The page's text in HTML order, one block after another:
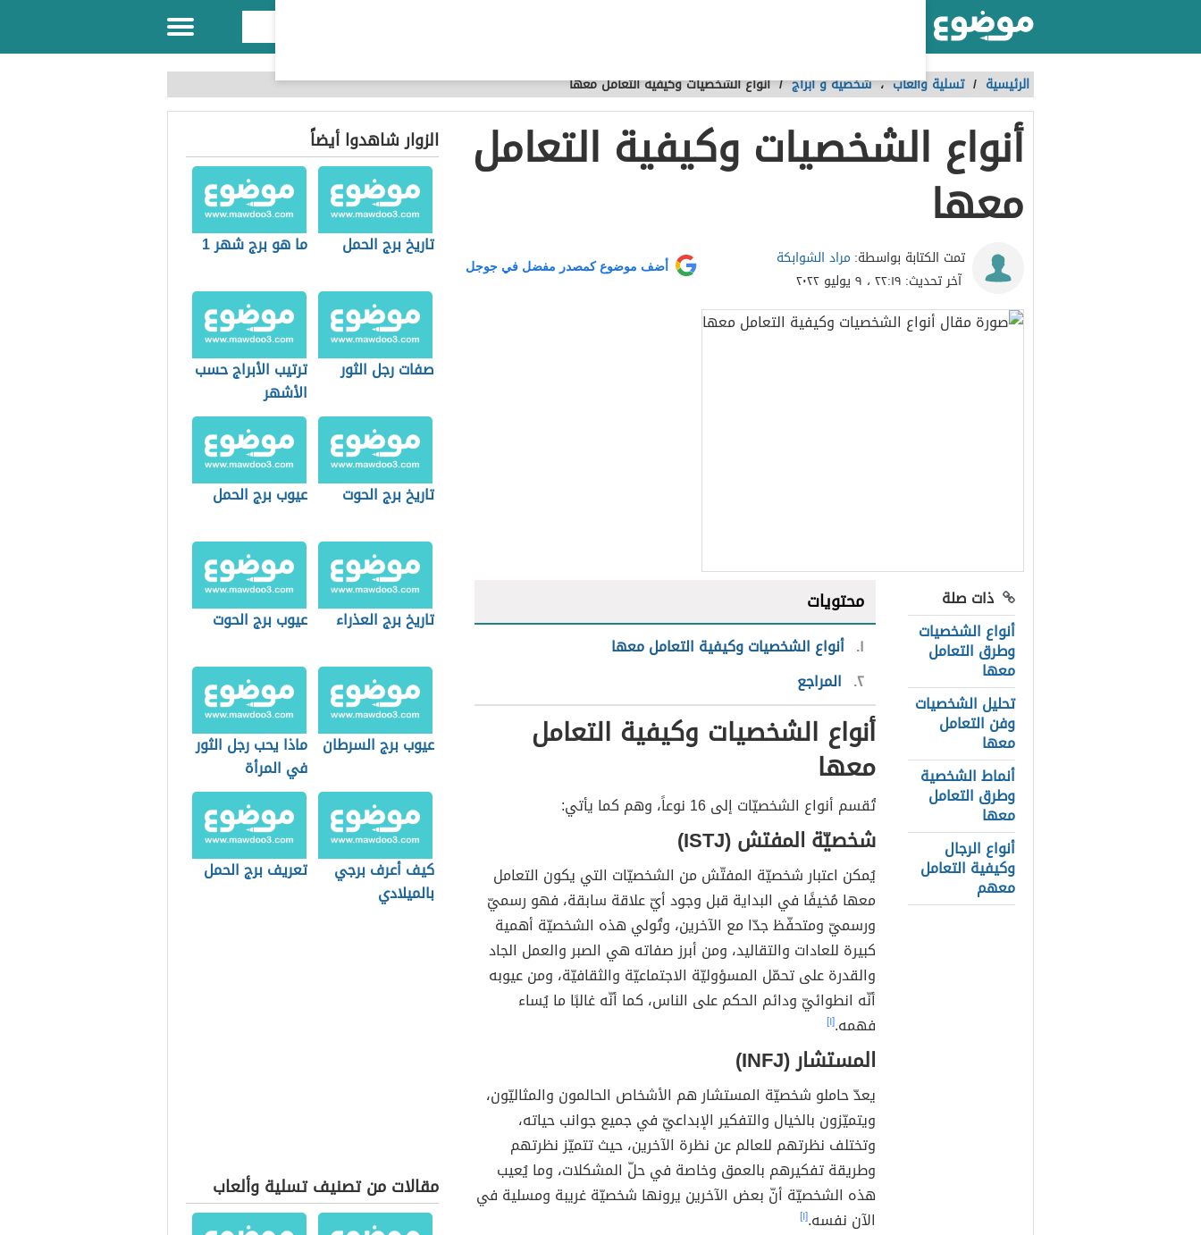
الرئيسية / تسلية وألعاب،شخصية و أبراج /أنواع الشخصيات وكيفية التعامل معها
أنواع الشخصيات وكيفية التعامل
معها
تمت الكتابة بواسطة: مراد الشوابكة
آخر تحديث: ٢٢:١٩ ، ٩ يوليو ٢٠٢٢
أضف موضوع كمصدر مفضل في جوجل
ذات صلة
أنواع الشخصيات
وطرق التعامل
معها
تحليل الشخصيات
وفن التعامل
معها
أنماط الشخصية
وطرق التعامل
معها
أنواع الرجال
وكيفية التعامل
معهم
محتويات
١ أنواع الشخصيات وكيفية التعامل معها
٢ المراجع
أنواع الشخصيات وكيفية التعامل
معها
تُقسم أنواع الشخصيّات إلى 16 نوعاً، وهم كما يأتي:
شخصيّة المفتش (ISTJ)
يُمكن اعتبار شخصيّة المفتّش من الشخصيّات التي يكون التعامل
معها مُخيفًا في البداية قبل وجود أيّ علاقة سابقة، فهو رسميّ
ورسميّ ومتحفّظ جدّا مع الآخرين، وتُولي هذه الشخصيّة أهمية
كبيرة للعادات والتقاليد، ومن أبرز صفاته هي الصبر والعمل الجاد
والقدرة على تحمّل المسؤوليّة الاجتماعيّة والثقافيّة، ومن عيوبه
أنّه انطوائيّ ودائم الحكم على الناس، كما أنّه غالبًا ما يُساء
فهمه.[١]
المستشار (INFJ)
يعدّ حاملو شخصيّة المستشار هم الأشخاص الحالمون والمثاليّون،
ويتميّزون بالخيال والتفكير الإبداعيّ في جميع جوانب حياته،
وتختلف نظرتهم للعالم عن نظرة الآخرين، حيث تتميّز نظرتهم
وطريقة تفكيرهم بالعمق وخاصة في حلّ المشكلات، وما يُعيب
هذه الشخصيّة أنّ بعض الآخرين يرونها شخصيّة غريبة ومسلية في
الآن نفسه.[١]
الزوار شاهدوا أيضاً
تاريخ برج الحمل ما هو برج شهر 1
صفات رجل الثور
ترتيب الأبراج حسب
الأشهر
تاريخ برج الحوت عيوب برج الحمل
تاريخ برج العذراء عيوب برج الحوت
عيوب برج السرطان ماذا يحب رجل الثور
في المرأة
كيف أعرف برجي
بالميلادي
تعريف برج الحمل
مقالات من تصنيف تسلية وألعاب